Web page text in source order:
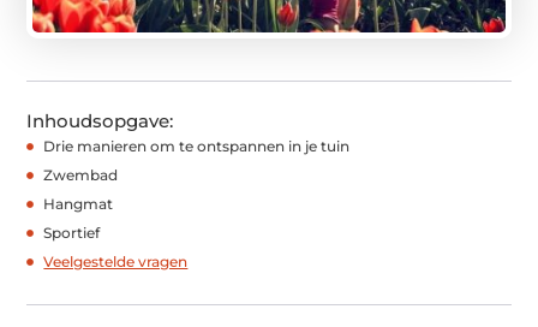
Inhoudsopgave:
Drie manieren om te ontspannen in je tuin
Zwembad
Hangmat
Sportief
Veelgestelde vragen